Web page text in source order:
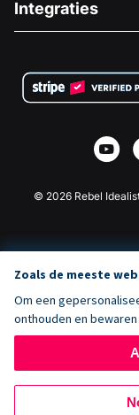
Vacatures
Privacy
Affiliate
Medische
Goede Doelen
Integraties
Wix Donatie
Webflow Donatie
Joomla Donatie
© 2026 Rebel
Zoals de meeste
Om een
onthouden en